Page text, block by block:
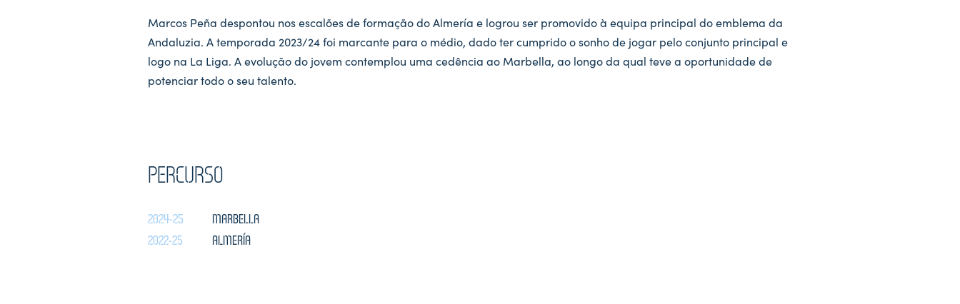
Marcos Peña despontou nos escalões de formação do Almería e logrou ser promovido à equipa principal do emblema da
Andaluzia. A temporada 2023/24 foi marcante para o médio, dado ter cumprido o sonho de jogar pelo conjunto principal e
logo na La Liga. A evolução do jovem contemplou uma cedência ao Marbella, ao longo da qual teve a oportunidade de
potenciar todo o seu talento.
PERCURSO
2024-25
MARBELLA
2022-25
ALMERÍA